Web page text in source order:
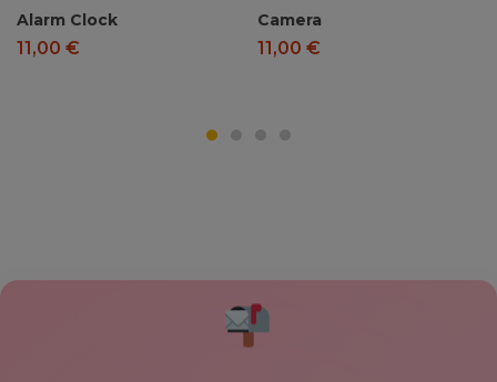
Alarm Clock
11,00 €
Camera
11,00 €